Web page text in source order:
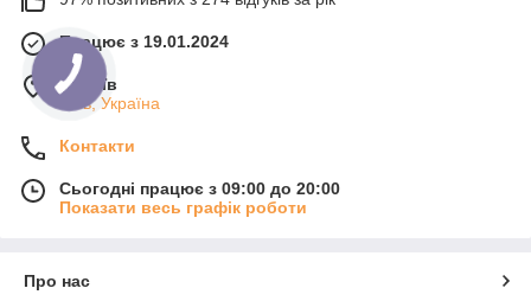
Працює з 19.01.2024
м. Київ
Київ, Україна
Контакти
Сьогодні працює з 09:00 до 20:00
Показати весь графік роботи
Про нас